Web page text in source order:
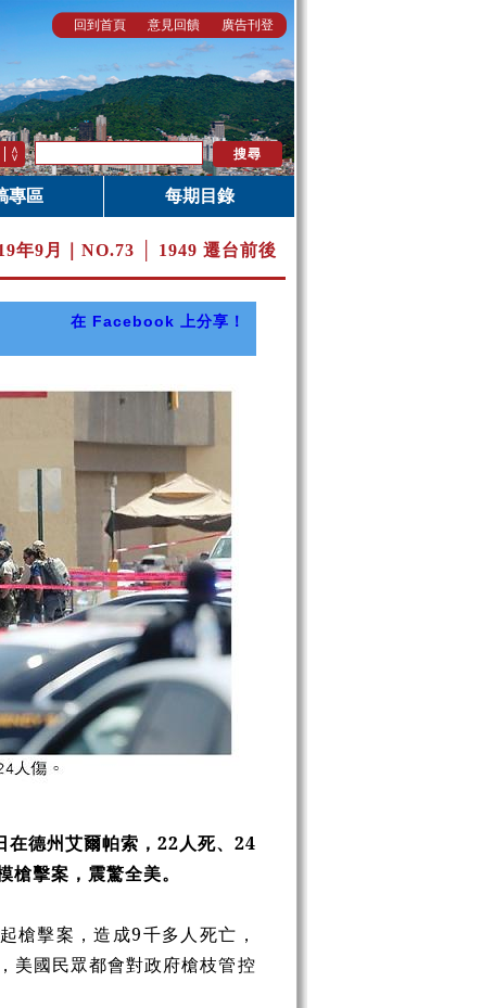
回到首頁 意見回饋 廣告刊登
專區 每期目錄
年9月｜ NO.73 │ 1949 遷台前後
在 Facebook 上分享！
在德州艾爾帕索， 22人死、 24
擊案，震驚全美。
槍擊案，造成9千多人死亡，
美國民眾都會對政府槍枝管控